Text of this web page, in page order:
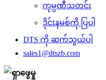
ကုမ္ပဏီသတင်း
ဒိုင်းနမစ်ကို ပြပါ
DTS ကို ဆက်သွယ်ပါ
sales1@dtszb.com